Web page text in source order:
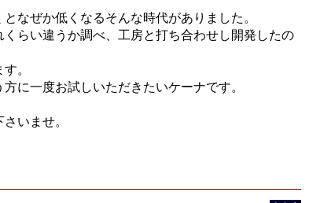
なぜか低くなるそんな時代がありました。
らい違うか調べ、工房と打ち合わせし開発したの
。
に一度お試しいただきたいケーナです。
いませ。